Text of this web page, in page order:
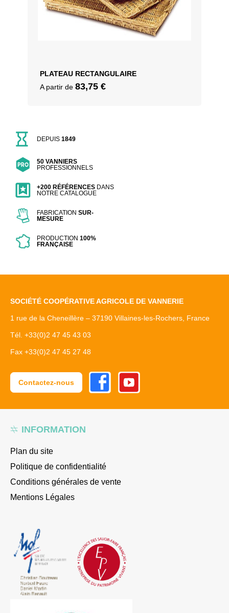
PLATEAU RECTANGULAIRE
A partir de 83,75 €
DEPUIS1849
50 VANNIERS
PROFESSIONNELS
+200 RÉFÉRENCES DANS
NOTRE CATALOGUE
FABRICATIONSUR-
MESURE
PRODUCTION100%
FRANÇAISE
INFORMATION
Plan du site
Politique de confidentialité
Conditions générales de vente
Mentions Légales
SOCIÉTÉ COOPÉRATIVE AGRICOLE DE VANNERIE
1 rue de la Cheneillère – 37190 Villaines-les-Rochers, France
Tél. +33(0)2 47 45 43 03
Fax +33(0)2 47 45 27 48
Contactez-nous
FacebookYoutube